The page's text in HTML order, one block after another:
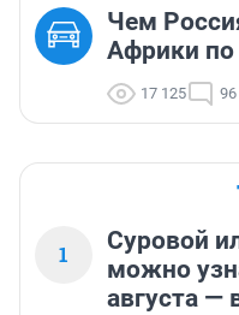
Чем
Африки
17 125 96
1
Суровой
можно
августа